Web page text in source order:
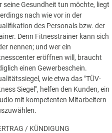
seine Gesundheit tun möchte, liegt
nach wie vor in der
des Personals bzw. der
Denn Fitnesstrainer kann sich
nennen; und wer ein
eröffnen will, braucht
einen Gewerbeschein.
wie etwa das "TÜV-
Siegel", helfen den Kunden, ein
mit kompetenten Mitarbeitern
/ KÜNDIGUNG